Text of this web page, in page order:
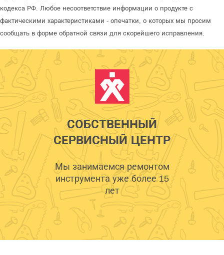
кодекса РФ. Любое несоответствие информации о продукте с
фактическими характеристиками - опечатки, о которых мы просим
сообщать в форме обратной связи для скорейшего исправления.
СОБСТВЕННЫЙ
СЕРВИСНЫЙ ЦЕНТР
Мы занимаемся ремонтом
инструмента уже более 15
лет